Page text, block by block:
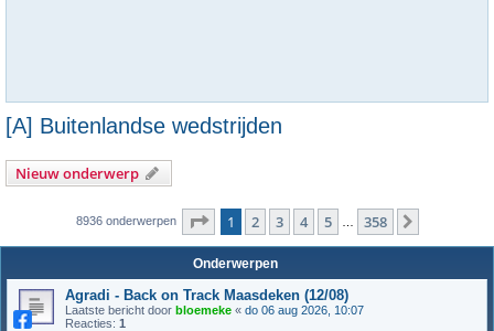
[A] Buitenlandse wedstrijden
Nieuw onderwerp
8936 onderwerpen Pagina van 358
1 2 3 4 5 358
Onderwerpen
Agradi - Back on Track Maasdeken (12/08)
Laatste bericht door bloemeke « do 06 aug 2026, 10:07
Reacties: 1